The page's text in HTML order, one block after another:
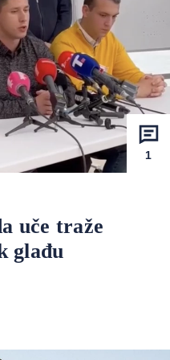
1
uče traže
glađu